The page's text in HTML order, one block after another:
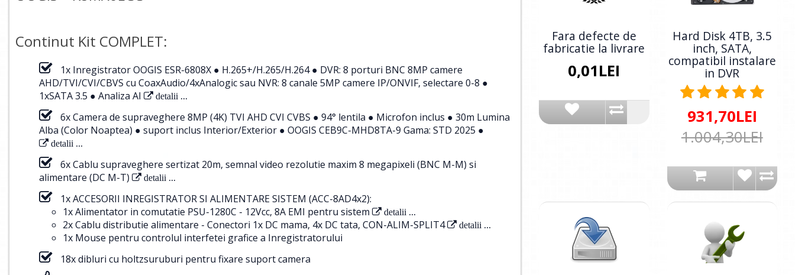
Continut Kit COMPLET:
1x Inregistrator OOGIS ESR-6808X ● H.265+/H.265/H.264 ● DVR: 8 porturi BNC 8MP camere
AHD/TVI/CVI/CBVS cu CoaxAudio/4xAnalogic sau NVR: 8 canale 5MP camere IP/ONVIF, selectare 0-8 ●
1xSATA 3.5 ● Analiza AI
detalii ...
6x Camera de supraveghere 8MP (4K) TVI AHD CVI CVBS ● 94° lentila ● Microfon inclus ● 30m Lumina
Alba (Color Noaptea) ● suport inclus Interior/Exterior ● OOGIS CEB9C-MHD8TA-9 Gama: STD 2025 ●
detalii ...
6x Cablu supraveghere sertizat 20m, semnal video rezolutie maxim 8 megapixeli (BNC M-M) si
alimentare (DC M-T)
detalii ...
1x ACCESORII INREGISTRATOR SI ALIMENTARE SISTEM (ACC-8AD4x2):
1x Alimentator in comutatie PSU-1280C - 12Vcc, 8A EMI pentru sistem
detalii ...
2x Cablu distributie alimentare - Conectori 1x DC mama, 4x DC tata, CON-ALIM-SPLIT4 detalii ...
1x Mouse pentru controlul interfetei grafice a Inregistratorului
18x dibluri cu holtzsuruburi pentru fixare suport camera
Fara defecte de
fabricatie la livrare
0,01LEI
Hard Disk 4TB, 3.5
inch, SATA,
compatibil instalare
in DVR
931,70LEI
1.004,30LEI